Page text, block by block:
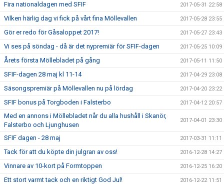
Fira nationaldagen med SFIF 2017-05-31 22:58
Vilken härlig dag vi fick på vårt fina Möllevallen 2017-05-28 23:55
Gör er redo för Gåsaloppet 2017! 2017-05-27 23:43
Vi ses på söndag - då är det nypremiär för SFIF-dagen 2017-05-25 10:09
Årets första Möllebladet på gång 2017-05-11 11:50
SFIF-dagen 28 maj kl 11-14 2017-04-29 23:08
Säsongspremiär på Möllevallen nu på lördag 2017-04-20 23:22
SFIF bonus på Torgboden i Falsterbo 2017-04-12 20:57
Med en annons i Möllebladet når du alla hushåll i Skanör,
Falsterbo och Ljunghusen
2017-04-01 23:30
SFIF dagen - 28 maj 2017-03-31 11:11
Tack för att du köpte din julgran av oss! 2016-12-28 14:27
Vinnare av 10-kort på Formtoppen 2016-12-25 16:20
Ett stort varmt tack och en riktigt God Jul! 2016-12-22 11:51